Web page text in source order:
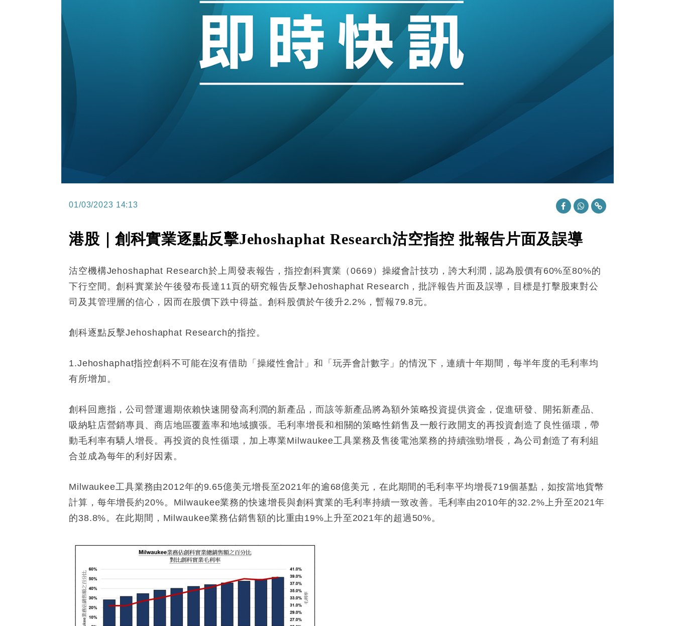
財經｜精星香港夥菜鳥拓全球智慧倉儲市場 加快海外市場落地
地產｜大酒店中期轉賺2300萬元 斥21億翻新香港及東京半島
13:12
12:30 財經｜香港7月PMI回落至51 企業擴張放慢兼縮減人手
11:40 財經｜黑石傳再籌逾360億美元 支援Anthropic租用Google晶片
10:57 財經｜美商務部擬擴大金屬關稅範圍 14類產品或加徵25%
01/03/2023 14:13
港股｜創科實業逐點反擊Jehoshaphat Research沽空指控 批報告片面及誤導
沽空機構Jehoshaphat Research於上周發表報告，指控創科實業（0669）操縱會計技功，誇大利潤，認為股價有60%至80%的
下行空間。創科實業於午後發布長達11頁的研究報告反擊Jehoshaphat Research，批評報告片面及誤導，目標是打擊股東對公
司及其管理層的信心，因而在股價下跌中得益。創科股價於午後升2.2%，暫報79.8元。
創科逐點反擊Jehoshaphat Research的指控。
1.Jehoshaphat指控創科不可能在沒有借助「操縱性會計」和「玩弄會計數字」的情況下，連續十年期間，每半年度的毛利率均
有所增加。
創科回應指，公司營運週期依賴快速開發高利潤的新產品，而該等新產品將為額外策略投資提供資金，促進研發、開拓新產品、
吸納駐店營銷專員、商店地區覆蓋率和地域擴張。毛利率增長和相關的策略性銷售及一般行政開支的再投資創造了良性循環，帶
動毛利率有驕人增長。再投資的良性循環，加上專業Milwaukee工具業務及售後電池業務的持續強勁增長，為公司創造了有利組
合並成為每年的利好因素。
Milwaukee工具業務由2012年的9.65億美元增長至2021年的逾68億美元，在此期間的毛利率平均增長719個基點，如按當地貨幣
計算，每年增長約20%。Milwaukee業務的快速增長與創科實業的毛利率持續一致改善。毛利率由2010年的32.2%上升至2021年
的38.8%。在此期間，Milwaukee業務佔銷售額的比重由19%上升至2021年的超過50%。